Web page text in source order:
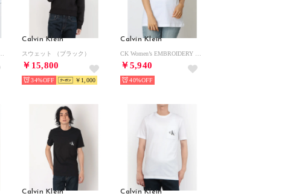
Calvin Klein
スウェット （ブラック）
￥15,800
34% ￥1,000
Calvin Klein
￥5,940
40%
Calvin Klein Calvin Klein